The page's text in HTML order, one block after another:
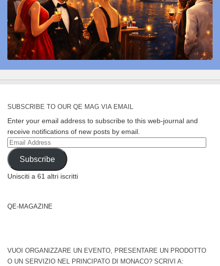
SUBSCRIBE TO OUR QE MAG VIA EMAIL
Enter your email address to subscribe to this web-journal and
receive notifications of new posts by email.
Email
Address
Subscribe
Unisciti a 61 altri iscritti
QE-MAGAZINE
VUOI ORGANIZZARE UN EVENTO, PRESENTARE UN PRODOTTO
O UN SERVIZIO NEL PRINCIPATO DI MONACO? SCRIVI A: